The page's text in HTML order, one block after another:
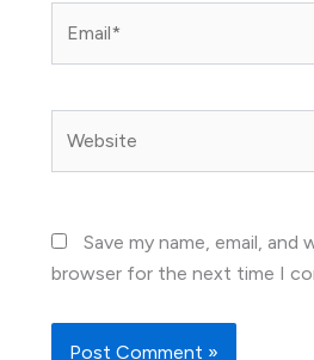
Save my name, email, and
browser for the next time I